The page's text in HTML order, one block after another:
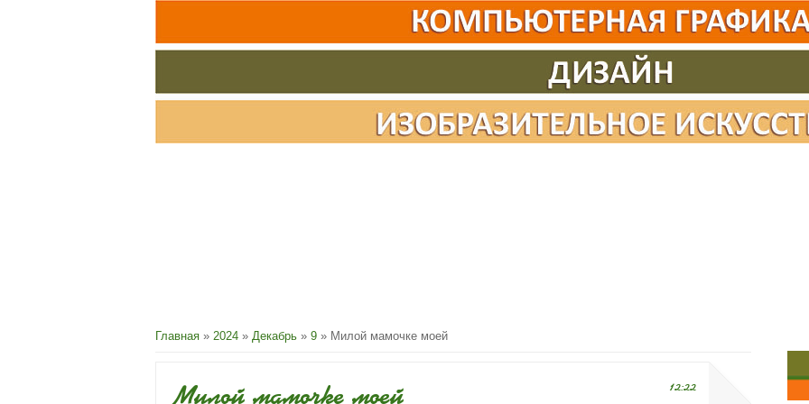
Главная » 2024 » Декабрь » 9 » Милой мамочке моей
12:22
Милой мамочке моей